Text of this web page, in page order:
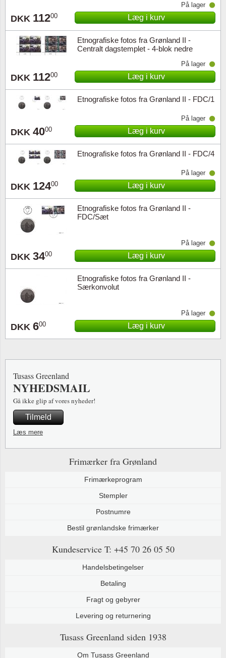
DKK 11200
På lager
Læg i kurv
Etnografiske fotos fra Grønland II -
Centralt dagstemplet - 4-blok nedre
DKK 11200
På lager
Læg i kurv
Etnografiske fotos fra Grønland II - FDC/1
DKK 4000
På lager
Læg i kurv
Etnografiske fotos fra Grønland II - FDC/4
DKK 12400
På lager
Læg i kurv
Etnografiske fotos fra Grønland II -
FDC/Sæt
DKK 3400
På lager
Læg i kurv
Etnografiske fotos fra Grønland II -
Særkonvolut
DKK 600
På lager
Læg i kurv
Frimærker fra Grønland
Frimærkeprogram
Stempler
Postnumre
Bestil grønlandske frimærker
Kundeservice T: +45 70 26 05 50
Handelsbetingelser
Betaling
Fragt og gebyrer
Levering og returnering
Tusass Greenland siden 1938
Om Tusass Greenland
Tusass Greenland
NYHEDSMAIL
Gå ikke glip af vores nyheder!
Tilmeld
Læs mere